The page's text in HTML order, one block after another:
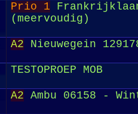
Prio 1
(meervoudig)
A2 Nieuwegein
TESTOPROEP MOB
A2 Ambu 06158 -